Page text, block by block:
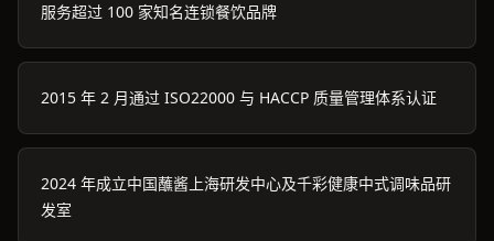
服务超过 100 家知名连锁餐饮品牌
2015 年 2 月通过 ISO22000 与 HACCP 质量管理体系认证
2024 年成立中国蘸酱上海研发中心及千彩健康中式调味品研
发室